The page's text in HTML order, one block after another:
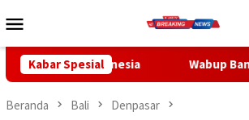
ke
Mobile
Kabar SpesialWabup Bangli Lepas Jalan
Beranda Bali Denpasar